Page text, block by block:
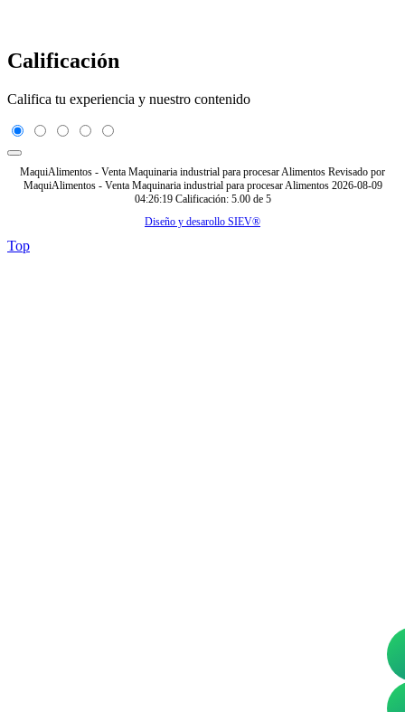
Calificación
Califica tu experiencia y nuestro contenido
MaquiAlimentos - Venta Maquinaria industrial para procesar Alimentos Revisado por
MaquiAlimentos - Venta Maquinaria industrial para procesar Alimentos 2026-08-09
04:26:19 Calificación: 5.00 de 5
Diseño y desarollo SIEV®
Top